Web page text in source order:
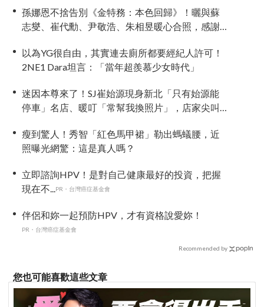
孫娜恩不捨告別《金特務：本色回歸》！曬與蘇
志燮、崔代勳、尹敬浩、朱相昱暖心合照，感謝
以為YG很自由，其實連去廁所都要經紀人許可！
2NE1 Dara坦言：「當年超羨慕少女時代」
迷因本尊來了！SJ崔始源現身新北「只有始源能
停車」名店、暖叮「常幫我換照片」，店家尖叫
瘦到驚人！秀智「紅色馬甲裙」勒出螞蟻腰，近
照曝光網驚：這是真人嗎？
立即諮詢HPV！是對自己健康最好的投資，把握
現在不...PR・台灣癌症基金會
伴侶和妳一起預防HPV，才有資格說愛妳！
PR・台灣癌症基金會
Recommended by
您也可能喜歡這些文章